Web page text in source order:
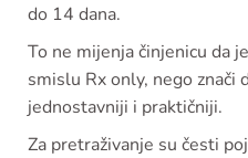
do 14 dana.
To ne mijenja činjenicu da
smislu Rx only, nego znači
jednostavniji i praktičniji.
Za pretraživanje su česti